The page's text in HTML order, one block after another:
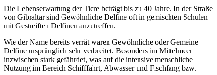
Die Lebenserwartung der Tiere beträgt bis zu 40 Jahre. In der Straße
von Gibraltar sind Gewöhnliche Delfine oft in gemischten Schulen
mit Gestreiften Delfinen anzutreffen.
Wie der Name bereits verrät waren Gewöhnliche oder Gemeine
Delfine ursprünglich sehr verbreitet. Besonders im Mittelmeer
inzwischen stark gefährdet, was auf die intensive menschliche
Nutzung im Bereich Schifffahrt, Abwasser und Fischfang bzw.